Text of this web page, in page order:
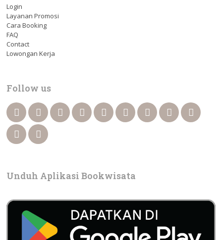
Login
Layanan Promosi
Cara Booking
FAQ
Contact
Lowongan Kerja
Follow us
Unduh Aplikasi Bookwisata